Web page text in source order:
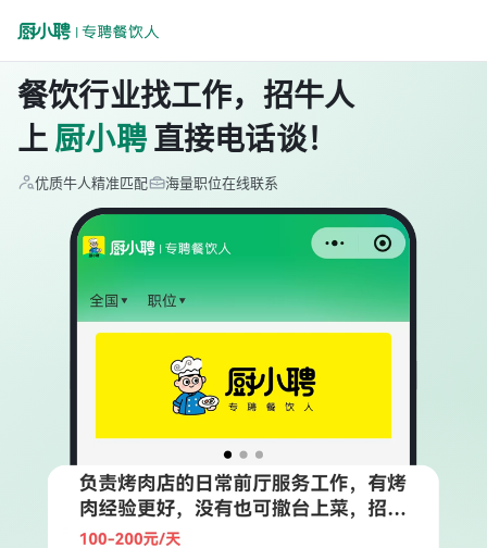
餐饮行业找工作，招牛人
上 厨小聘 直接电话谈！
优质牛人精准匹配 海量职位在线联系